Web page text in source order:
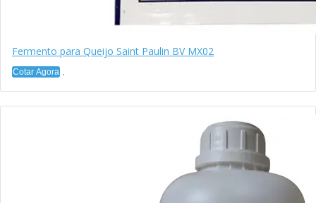
Fermento para Queijo Saint Paulin BV MX02
Cotar Agora